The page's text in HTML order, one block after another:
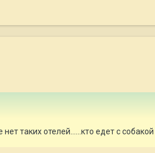
таких отелей......кто едет с